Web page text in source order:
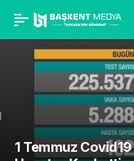
1 Temmuz
1 Temmuz Covid19
Raporu – 42 Kişi Hayatını